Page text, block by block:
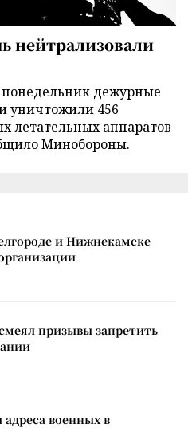
нейтрализовали
понедельник дежурные
уничтожили 456
летательных аппаратов
Минобороны.
и Нижнекамске
призывы запретить
военных в